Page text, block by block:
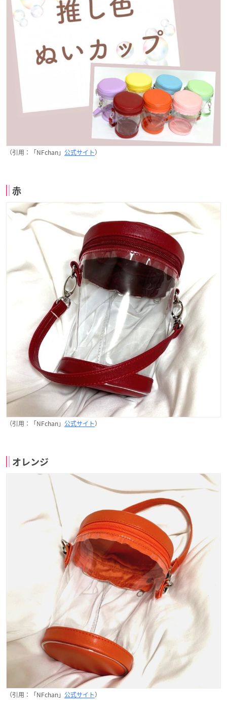
（引用：「NFchan」 公式サイト）
赤
（引用：「NFchan」 公式サイト）
オレンジ
（引用：「NFchan」 公式サイト）